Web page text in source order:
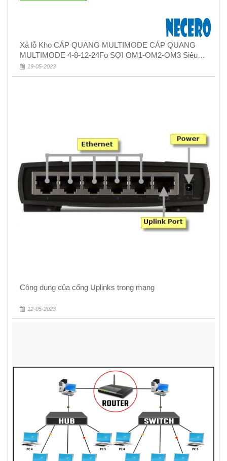
Xả lỗ Kho CÁP QUANG MULTIMODE CÁP QUANG
MULTIMODE 4-8-12-24Fo SỢI OM1-OM2-OM3 Siêu
Rẻ 5k
19-05-2023
Công dụng của cổng Uplinks trong mạng
12-05-2023